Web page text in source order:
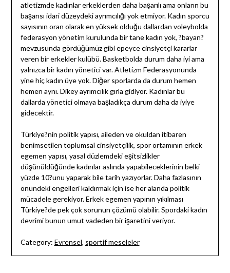
atletizmde kadınlar erkeklerden daha başarılı ama onların bu
başarısı idari düzeydeki ayrımcılığı yok etmiyor. Kadın sporcu
sayısının oran olarak en yüksek olduğu dallardan voleybolda
federasyon yönetim kurulunda bir tane kadın yok, ?bayan?
mevzusunda gördüğümüz gibi epeyce cinsiyetçi kararlar
veren bir erkekler kulübü. Basketbolda durum daha iyi ama
yalnızca bir kadın yönetici var. Atletizm Federasyonunda
yine hiç kadın üye yok. Diğer sporlarda da durum hemen
hemen aynı. Dikey ayrımcılık gırla gidiyor. Kadınlar bu
dallarda yönetici olmaya başladıkça durum daha da iyiye
gidecektir.
Türkiye?nin politik yapısı, aileden ve okuldan itibaren
benimsetilen toplumsal cinsiyetçilik, spor ortamının erkek
egemen yapısı, yasal düzlemdeki eşitsizlikler
düşünüldüğünde kadınlar aslında yapabileceklerinin belki
yüzde 10?unu yaparak bile tarih yazıyorlar. Daha fazlasının
önündeki engelleri kaldırmak için ise her alanda politik
mücadele gerekiyor. Erkek egemen yapının yıkılması
Türkiye?de pek çok sorunun çözümü olabilir. Spordaki kadın
devrimi bunun umut vadeden bir işaretini veriyor.
Category: Evrensel, sportif meseleler